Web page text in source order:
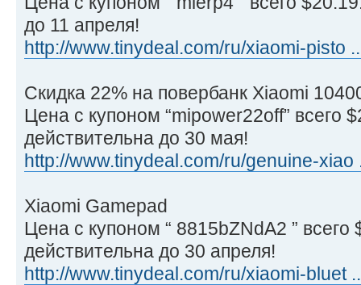
до 11 апреля!
http://www.tinydeal.com/ru/xiaomi-pisto
Cкидка 22% на повербанк Xiaomi
Цена с купоном “mipower22off” всего
действительна до 30 мая!
http://www.tinydeal.com/ru/genuine-xiao
Xiaomi Gamepad
Цена с купоном “ 8815bZNdA2 ” всего
действительна до 30 апреля!
http://www.tinydeal.com/ru/xiaomi-bluet